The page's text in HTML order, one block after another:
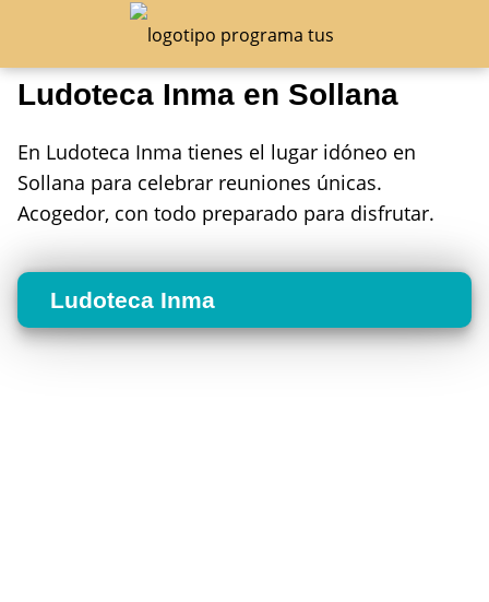
Ludoteca Inma en Sollana
En Ludoteca Inma tienes el lugar idóneo en
Sollana para celebrar reuniones únicas.
Acogedor, con todo preparado para disfrutar.
Ludoteca Inma